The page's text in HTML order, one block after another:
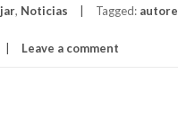
, Noticias Tagged:
Leave a comment